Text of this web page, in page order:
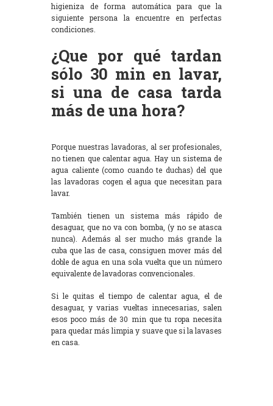
higieniza de forma automática para que la
siguiente persona la encuentre en perfectas
condiciones.
¿Que por qué tardan
sólo 30 min en lavar,
si una de casa tarda
más de una hora?
Porque nuestras lavadoras, al ser profesionales,
no tienen que calentar agua. Hay un sistema de
agua caliente (como cuando te duchas) del que
las lavadoras cogen el agua que necesitan para
lavar.
También tienen un sistema más rápido de
desaguar, que no va con bomba, (y no se atasca
nunca). Además al ser mucho más grande la
cuba que las de casa, consiguen mover más del
doble de agua en una sola vuelta que un número
equivalente de lavadoras convencionales.
Si le quitas el tiempo de calentar agua, el de
desaguar, y varias vueltas innecesarias, salen
esos poco más de 30 min que tu ropa necesita
para quedar más limpia y suave que si la lavases
en casa.